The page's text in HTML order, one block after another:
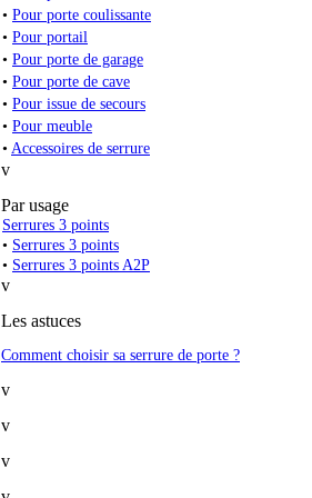
• Pour porte coulissante
• Pour portail
• Pour porte de garage
• Pour porte de cave
• Pour issue de secours
• Pour meuble
• Accessoires de serrure
v
Par usage
Serrures 3 points
• Serrures 3 points
• Serrures 3 points A2P
v
Les astuces
Comment choisir sa serrure de porte ?
v
v
v